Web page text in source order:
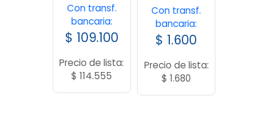
Con transf.
bancaria:
$ 109.100
Precio de lista:
$ 114.555
Con transf.
bancaria:
$ 1.600
Precio de lista:
$ 1.680